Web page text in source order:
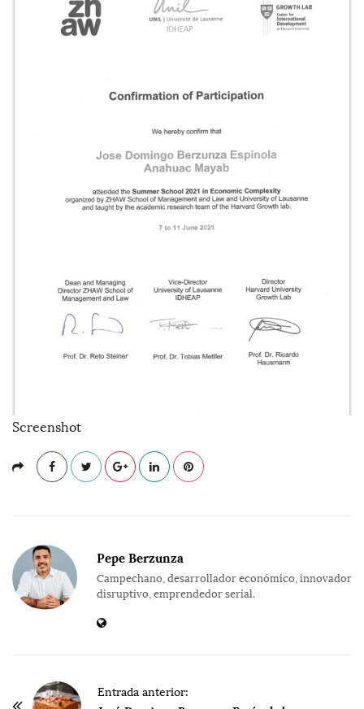
Screenshot
Pepe Berzunza
Campechano, desarrollador económico, innovador
disruptivo, emprendedor serial.
Entrada anterior: